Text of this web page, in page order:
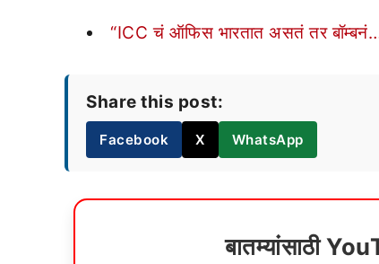
“ICC चं ऑफिस भारतात असतं तर
Share this post:
Facebook X WhatsApp
बातम्यांसाठी